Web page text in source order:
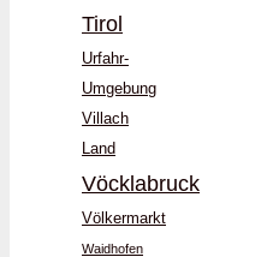
Tirol
Urfahr-
Umgebung
Villach
Land
Vöcklabruck
Völkermarkt
Waidhofen